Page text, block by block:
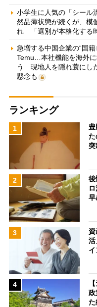
小学生に人気の「シー
然品薄状態が続くが、模
れ 「選別が本格化する
急増する中国企業の“国
Temu…本社機能を海外
う 現地人を隠れ蓑にし
懸念も
ランキング
1
2
後
3
活
4
政